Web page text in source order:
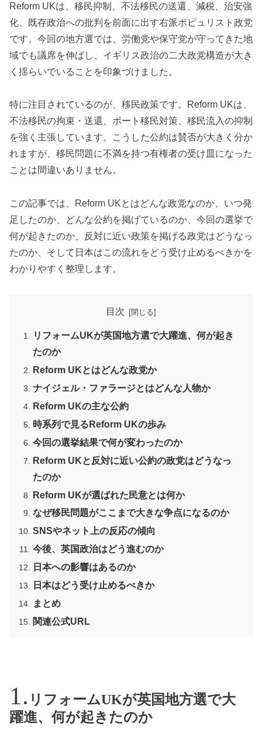
Reform UKは、移民抑制、不法移民の送還、減税、治安強
化、既存政治への批判を前面に出す右派ポピュリスト政党
です。今回の地方選では、労働党や保守党が守ってきた地
域でも議席を伸ばし、イギリス政治の二大政党構造が大き
く揺らいでいることを印象づけました。
特に注目されているのが、移民政策です。Reform UKは、
不法移民の拘束・送還、ボート移民対策、移民流入の抑制
を強く主張しています。こうした公約は賛否が大きく分か
れますが、移民問題に不満を持つ有権者の受け皿になった
ことは間違いありません。
この記事では、Reform UKとはどんな政党なのか、いつ発
足したのか、どんな公約を掲げているのか、今回の選挙で
何が起きたのか、反対に近い政策を掲げる政党はどうなっ
たのか、そして日本はこの流れをどう受け止めるべきかを
わかりやすく整理します。
目次
リフォームUKが英国地方選で大躍進、何が起き
たのか
Reform UKとはどんな政党か
ナイジェル・ファラージとはどんな人物か
Reform UKの主な公約
時系列で見るReform UKの歩み
今回の選挙結果で何が変わったのか
Reform UKと反対に近い公約の政党はどうなっ
たのか
Reform UKが選ばれた民意とは何か
なぜ移民問題がここまで大きな争点になるのか
SNSやネット上の反応の傾向
今後、英国政治はどう進むのか
日本への影響はあるのか
日本はどう受け止めるべきか
まとめ
関連公式URL
リフォームUKが英国地方選で大
躍進、何が起きたのか